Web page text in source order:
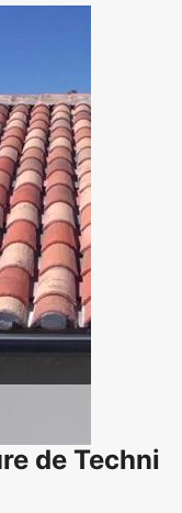
de Techni